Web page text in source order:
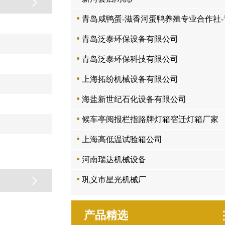
青岛咸鸭蛋-滋香河蛋鸭养殖专业合作社-青岛咸鸭蛋
青岛泛泰环保设备有限公司
青岛泛泰环保科技有限公司
上海拓纷机械设备有限公司
海盐新世纪石化设备有限公司
候车亭阅报栏指路牌灯箱宿迁灯箱厂家
上海高低温试验箱公司
河南瑞达机械设备
巩义市星光机械厂
产品精选